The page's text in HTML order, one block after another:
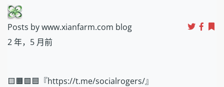
Posts by www.xianfarm.com blog
2 年，5 月前
🟨🟧🟩🟦『https://t.me/socialrogers/』